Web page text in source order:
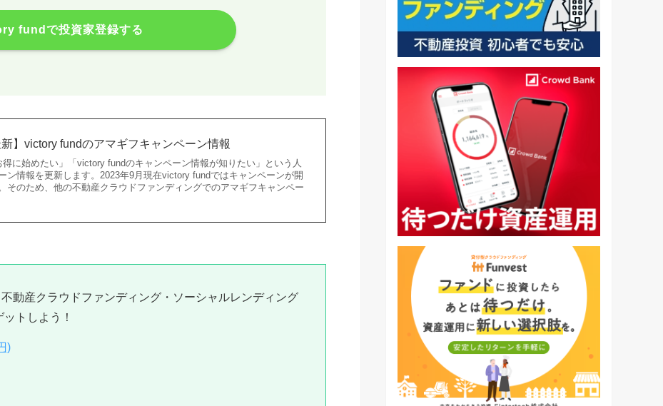
fundで投資家登録する
新】victory fundのアマギフキャンペーン情報
得に始めたい」「victory fundのキャンペーン情報が知りたい」という人
ン情報を更新します。2023年9月現在victory fundではキャンペーンが開
そのため、他の不動産クラウドファンディングでのアマギフキャンペー
動産クラウドファンディング・ソーシャルレンディング
トしよう！
)